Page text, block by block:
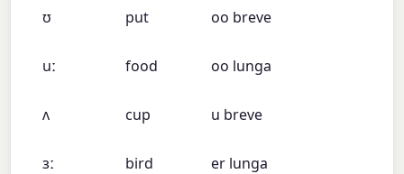
ʊ put oo breve
uː food oo lunga
ʌ cup u breve
ɜː bird er lunga